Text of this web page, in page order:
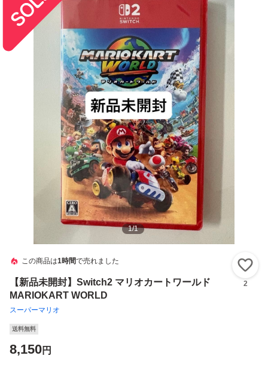
1/1
この商品は1時間で売れました
【新品未開封】Switch2 マリオカートワールド
MARIOKART WORLD
スーパーマリオ
2
送料無料
8,150円